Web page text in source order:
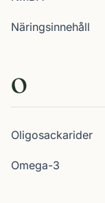
Näringsinnehåll
O
Oligosackarider
Omega-3